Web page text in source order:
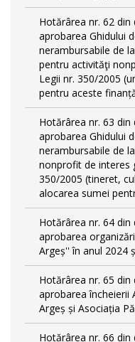
Hotărârea nr. 62 din
aprobarea Ghidului
nerambursabile de
pentru activităţi
Legii nr. 350/2005
pentru aceste
Hotărârea nr. 63 din
aprobarea Ghidului
nerambursabile de
nonprofit de interes
350/2005 (tineret,
alocarea sumei
Hotărârea nr. 64 din
aprobarea
Argeș'' în anul 2024
Hotărârea nr. 65 din
aprobarea încheierii
Argeș și Asociația
Hotărârea nr. 66 din